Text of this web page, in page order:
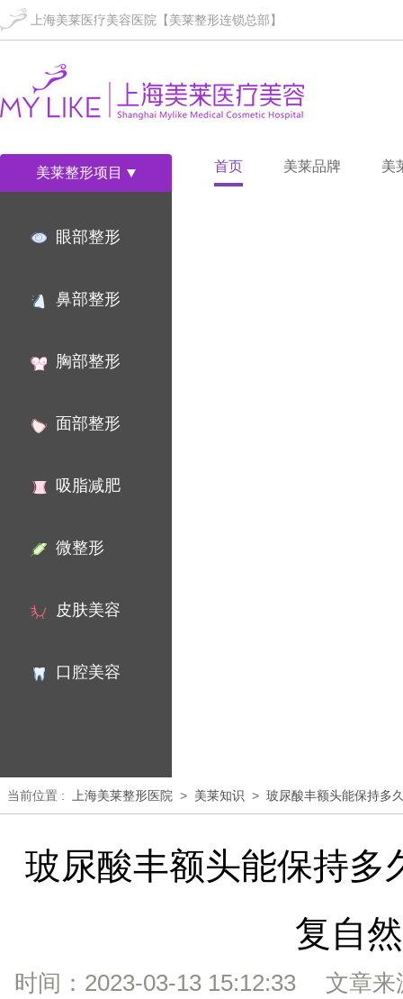
上海美莱医疗美容医院【美莱整形连锁总部】
美莱整形项目
眼部整形
鼻部整形
胸部整形
面部整形
吸脂减肥
微整形
皮肤美容
口腔美容
首页 美莱品牌 美
当前位置 : 上海美莱整形医院 > 美莱知识 > 玻尿酸丰额头能保持多
玻尿酸丰额头能保持多
复自然
时间：2023-03-13 15:12:33 文章来